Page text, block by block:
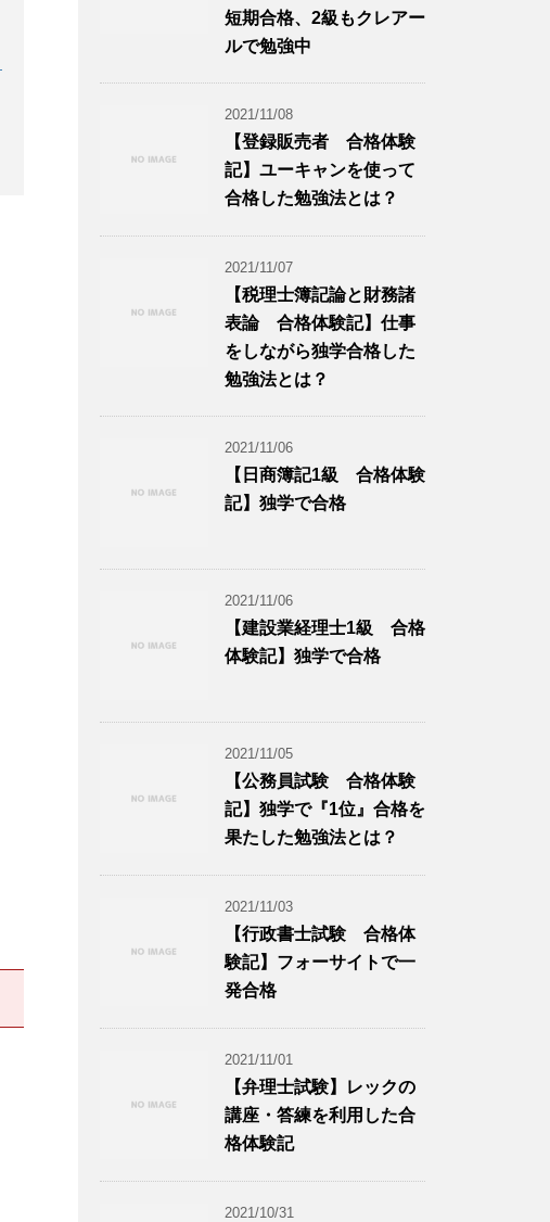
短期合格、2級もクレアー
ルで勉強中
2021/11/08
【登録販売者 合格体験
記】ユーキャンを使って
合格した勉強法とは？
2021/11/07
【税理士簿記論と財務諸
表論 合格体験記】仕事
をしながら独学合格した
勉強法とは？
2021/11/06
【日商簿記1級 合格体験
記】独学で合格
2021/11/06
【建設業経理士1級 合格
体験記】独学で合格
2021/11/05
【公務員試験 合格体験
記】独学で『1位』合格を
果たした勉強法とは？
2021/11/03
【行政書士試験 合格体
験記】フォーサイトで一
発合格
2021/11/01
【弁理士試験】レックの
講座・答練を利用した合
格体験記
2021/10/31